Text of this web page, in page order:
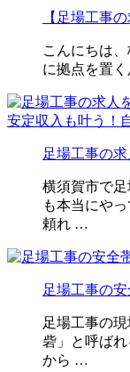
【足場工事
こんにちは
に拠点を置
足場工事の
横須賀市で
も本当にや
頼れ …
足場工事の
足場工事の
砦」と呼ば
から …